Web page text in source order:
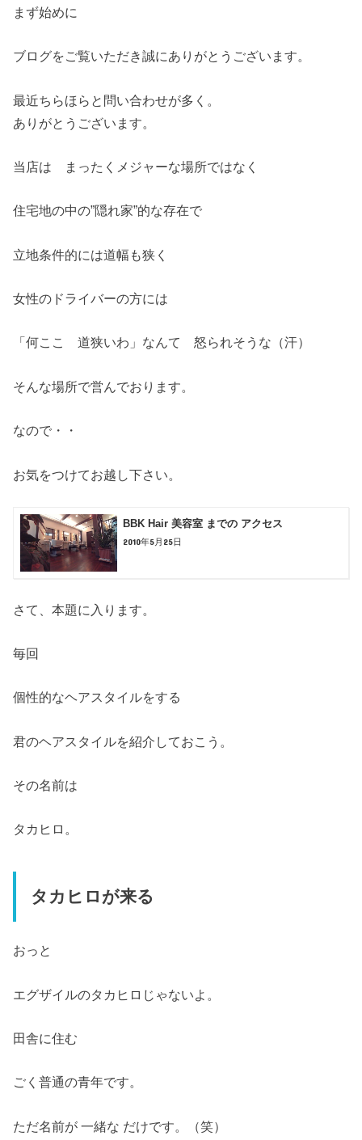
まず始めに
ブログをご覧いただき誠にありがとうございます。
最近ちらほらと問い合わせが多く。
ありがとうございます。
当店は まったくメジャーな場所ではなく
住宅地の中の”隠れ家”的な存在で
立地条件的には道幅も狭く
女性のドライバーの方には
「何ここ 道狭いわ」なんて 怒られそうな（汗）
そんな場所で営んでおります。
なので・・
お気をつけてお越し下さい。
BBK Hair 美容室 までの アクセス
2010年5月25日
さて、本題に入ります。
毎回
個性的なヘアスタイルをする
君のヘアスタイルを紹介しておこう。
その名前は
タカヒロ。
タカヒロが来る
おっと
エグザイルのタカヒロじゃないよ。
田舎に住む
ごく普通の青年です。
ただ名前が 一緒な だけです。（笑）